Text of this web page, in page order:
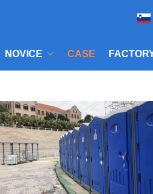
NOVICE CASE